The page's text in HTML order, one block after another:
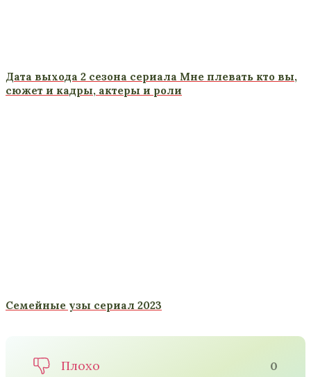
Дата выхода 2 сезона сериала Мне плевать кто вы,
сюжет и кадры, актеры и роли
Семейные узы сериал 2023
Плохо 0